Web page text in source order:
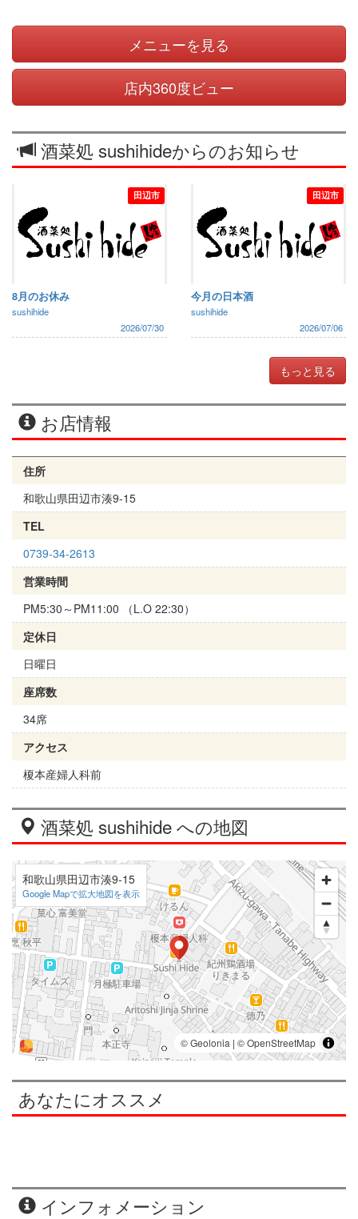
メニューを見る
店内360度ビュー
酒菜処 sushihideからのお知らせ
8月のお休み
sushihide
2026/07/30
田辺市
今月の日本酒
sushihide
2026/07/06
田辺市
もっと見る
お店情報
住所
和歌山県田辺市湊9-15
TEL
0739-34-2613
営業時間
PM5:30～PM11:00 （L.O 22:30）
定休日
日曜日
座席数
34席
アクセス
榎本産婦人科前
酒菜処 sushihide への地図
和歌山県田辺市湊9-15
Google Mapで拡大地図を表示
あなたにオススメ
インフォメーション